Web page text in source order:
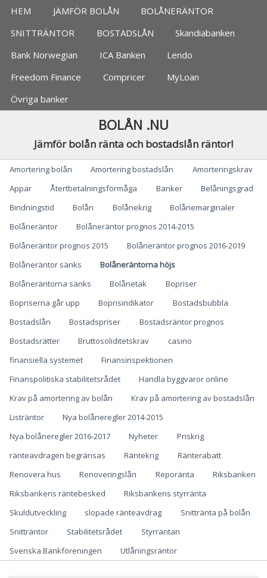
Jämför bolån, banker
HEM JÄMFÖR BOLÅN
BOLÅNERÄNTOR
SNITTRÄNTOR
BOSTADSLÅN
Skandiabanken
Bank Norwegian
ICA Banken
Lendo
Freedom Finance
Compricer
MyLoan
Övriga banker
BOLÅN .NU
Jämför bolån ränta och bostadslån räntor!
Categories
Amortering bolån Amortering bostadslån
Amorteringskrav
Appar
Återtbetalningsförmåga Banker
Belåningsgrad
Bindningstid
Bolån Bolånekrig
Bolånemarginaler
Bolåneräntor
Bolåneräntor prognos 2014-2015
Bolåneräntor prognos 2015
Bolåneräntor prognos 2016-2019
Bolåneräntor sänks
Bolåneräntorna höjs
Bolåneräntorna sänks
Bolånetak
Bopriser
Bopriserna går upp
Boprisindikator
Bostadsbubbla
Bostadslån
Bostadspriser
Bostadsräntor prognos
Bostadsrätter
Bruttosoliditetskrav
casino
finansiella systemet
Finansinspektionen
Finanspolitiska stabilitetsrådet
Handla byggvaror online
Krav på amortering av bolån
Krav på amortering av bostadslån
Listräntor
Nya bolåneregler 2014-2015
Nya bolåneregler 2016-2017
Nyheter
Priskrig
ränteavdragen begränsas
Räntekrig
Ränterabatt
Renovera hus
Renoveringslån Reporänta
Riksbanken
Riksbankens räntebesked
Riksbankens styrränta
Skuldutveckling
slopade ränteavdrag
Snittränta på bolån
Snitträntor
Stabilitetsrådet
Styrräntan
Svenska Bankföreningen
Utlåningsräntor